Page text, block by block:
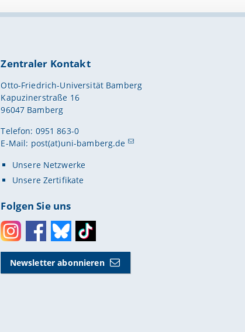
Zentraler Kontakt
Otto-Friedrich-Universität Bamberg
Kapuzinerstraße 16
96047 Bamberg
Telefon: 0951 863-0
E-Mail: post(at)uni-bamberg.de
Unsere Netzwerke
Unsere Zertifikate
Folgen Sie uns
InstagramFacebookBlueskyToktok
Newsletter abonnieren